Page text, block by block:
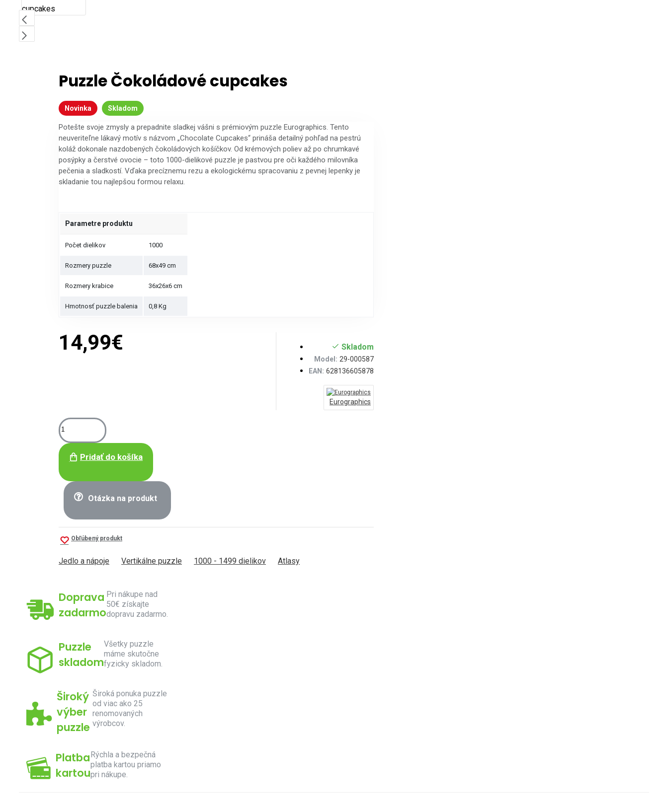
Puzzle Čokoládové cupcakes
Novinka Skladom
Potešte svoje zmysly a prepadnite sladkej vášni s prémiovým puzzle Eurographics. Tento
neuveriteľne lákavý motív s názvom „Chocolate Cupcakes“ prináša detailný pohľad na pestrú
koláž dokonale nazdobených čokoládových košíčkov. Od krémových poliev až po chrumkavé
posýpky a čerstvé ovocie – toto 1000-dielikové puzzle je pastvou pre oči každého milovníka
pečenia a sladkostí. Vďaka precíznemu rezu a ekologickému spracovaniu z pevnej lepenky je
skladanie tou najlepšou formou relaxu.
Parametre produktu
Počet dielikov 1000
Rozmery puzzle 68x49 cm
Rozmery krabice 36x26x6 cm
Hmotnosť puzzle balenia 0,8 Kg
14,99€ Skladom
Model: 29-000587
EAN: 628136605878
Eurographics
Pridať do košíka
Otázka na produkt
Obľúbený produkt
Jedlo a nápoje Vertikálne puzzle 1000 - 1499 dielikov Atlasy
Doprava
zadarmo
Pri nákupe nad
50€ získajte
dopravu zadarmo.
Puzzle
skladom
Všetky puzzle
máme skutočne
fyzicky skladom.
Široký
výber
puzzle
Široká ponuka puzzle
od viac ako 25
renomovaných
výrobcov.
Platba
kartou
Rýchla a bezpečná
platba kartou priamo
pri nákupe.